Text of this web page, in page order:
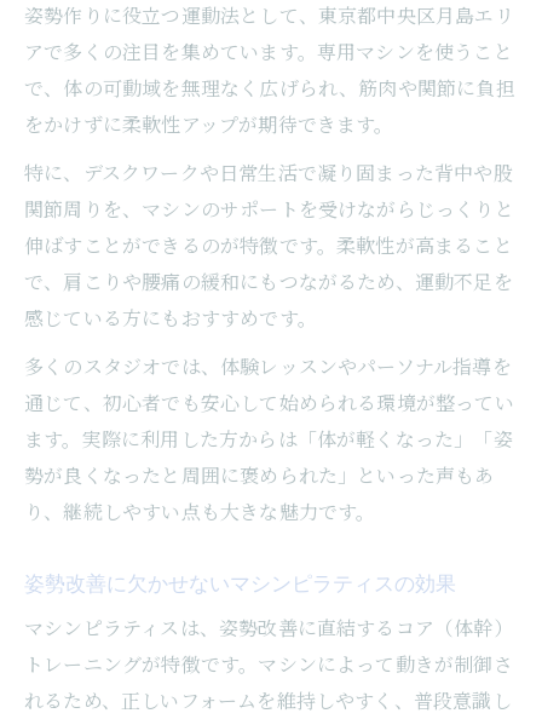
姿勢作りに役立つ運動法として、東京都中央区月島エリ
アで多くの注目を集めています。専用マシンを使うこと
で、体の可動域を無理なく広げられ、筋肉や関節に負担
をかけずに柔軟性アップが期待できます。
特に、デスクワークや日常生活で凝り固まった背中や股
関節周りを、マシンのサポートを受けながらじっくりと
伸ばすことができるのが特徴です。柔軟性が高まること
で、肩こりや腰痛の緩和にもつながるため、運動不足を
感じている方にもおすすめです。
多くのスタジオでは、体験レッスンやパーソナル指導を
通じて、初心者でも安心して始められる環境が整ってい
ます。実際に利用した方からは「体が軽くなった」「姿
勢が良くなったと周囲に褒められた」といった声もあ
り、継続しやすい点も大きな魅力です。
姿勢改善に欠かせないマシンピラティスの効果
マシンピラティスは、姿勢改善に直結するコア（体幹）
トレーニングが特徴です。マシンによって動きが制御さ
れるため、正しいフォームを維持しやすく、普段意識し